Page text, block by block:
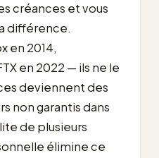
créances et vous
différence.
en 2014,
en 2022 — ils ne le
deviennent des
non garantis dans
de plusieurs
élimine ce